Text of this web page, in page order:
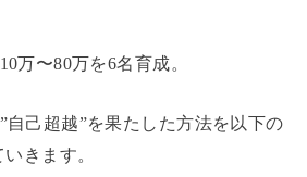
万〜80万を6名育成。
自己超越”を果たした方法を以下の
きます。